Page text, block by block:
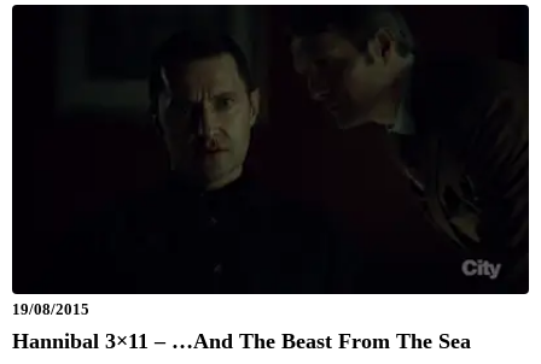
19/08/2015
Hannibal 3×11 – …And The Beast From The Sea